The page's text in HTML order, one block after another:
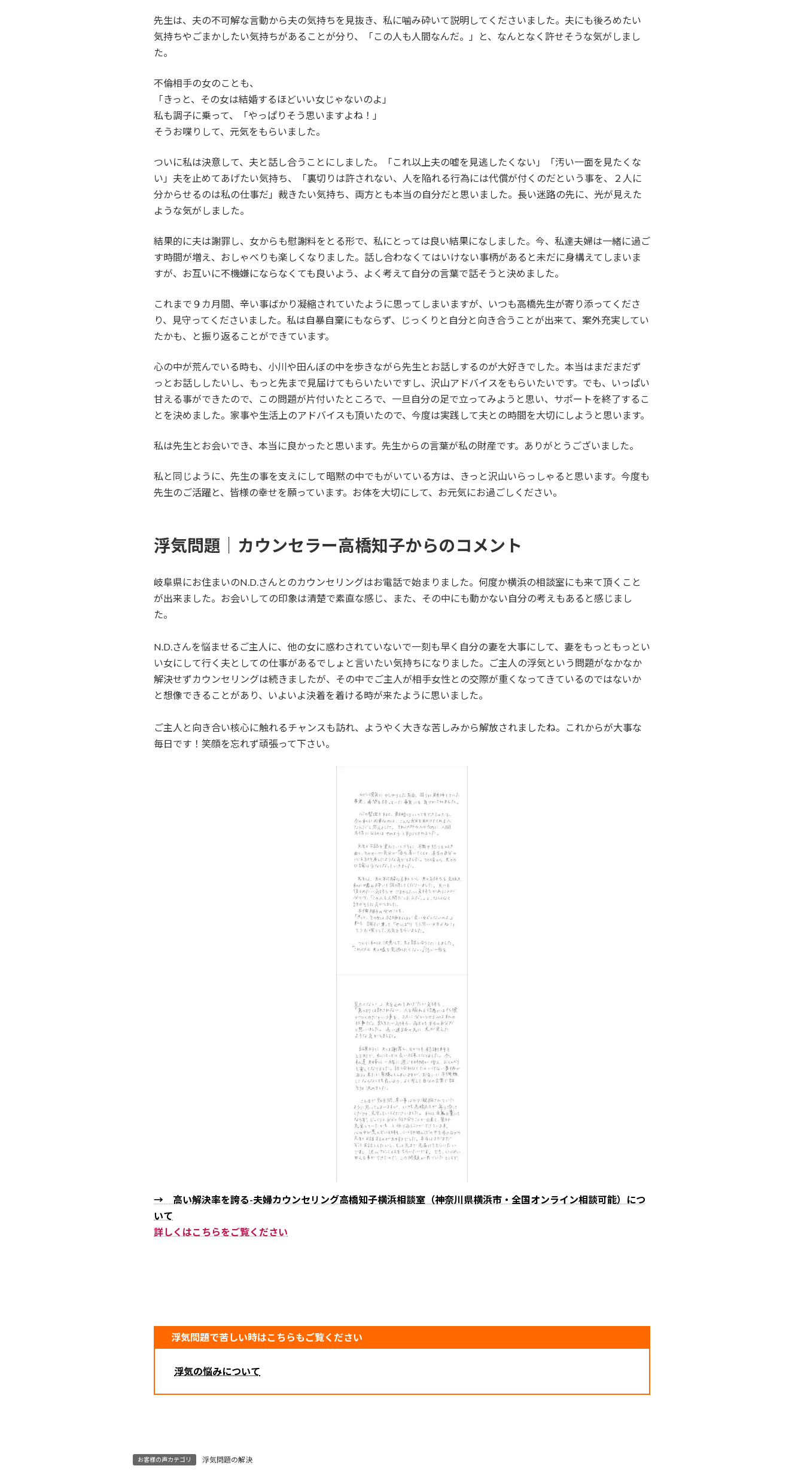
先生は、夫の不可解な言動から夫の気持ちを見抜き、私に噛み砕いて説明してくださいました。夫にも後ろめたい
気持ちやごまかしたい気持ちがあることが分り、「この人も人間なんだ。」と、なんとなく許せそうな気がしまし
た。
不倫相手の女のことも、
「きっと、その女は結婚するほどいい女じゃないのよ」
私も調子に乗って、「やっぱりそう思いますよね！」
そうお喋りして、元気をもらいました。
ついに私は決意して、夫と話し合うことにしました。「これ以上夫の嘘を見逃したくない」「汚い一面を見たくな
い」夫を止めてあげたい気持ち、「裏切りは許されない、人を陥れる行為には代償が付くのだという事を、２人に
分からせるのは私の仕事だ」裁きたい気持ち、両方とも本当の自分だと思いました。長い迷路の先に、光が見えた
ような気がしました。
結果的に夫は謝罪し、女からも慰謝料をとる形で、私にとっては良い結果になしました。今、私達夫婦は一緒に過ご
す時間が増え、おしゃべりも楽しくなりました。話し合わなくてはいけない事柄があると未だに身構えてしまいま
すが、お互いに不機嫌にならなくても良いよう、よく考えて自分の言葉で話そうと決めました。
これまで９カ月間、辛い事ばかり凝縮されていたように思ってしまいますが、いつも高橋先生が寄り添ってくださ
り、見守ってくださいました。私は自暴自棄にもならず、じっくりと自分と向き合うことが出来て、案外充実してい
たかも、と振り返ることができています。
心の中が荒んでいる時も、小川や田んぼの中を歩きながら先生とお話しするのが大好きでした。本当はまだまだず
っとお話ししたいし、もっと先まで見届けてもらいたいですし、沢山アドバイスをもらいたいです。でも、いっぱい
甘える事ができたので、この問題が片付いたところで、一旦自分の足で立ってみようと思い、サポートを終了するこ
とを決めました。家事や生活上のアドバイスも頂いたので、今度は実践して夫との時間を大切にしようと思います。
私は先生とお会いでき、本当に良かったと思います。先生からの言葉が私の財産です。ありがとうございました。
私と同じように、先生の事を支えにして暗黙の中でもがいている方は、きっと沢山いらっしゃると思います。今度も
先生のご活躍と、皆様の幸せを願っています。お体を大切にして、お元気にお過ごしください。
浮気問題｜カウンセラー高橋知子からのコメント
岐阜県にお住まいのN.D.さんとのカウンセリングはお電話で始まりました。何度か横浜の相談室にも来て頂くこと
が出来ました。お会いしての印象は清楚で素直な感じ、また、その中にも動かない自分の考えもあると感じまし
た。
N.D.さんを悩ませるご主人に、他の女に惑わされていないで一刻も早く自分の妻を大事にして、妻をもっともっとい
い女にして行く夫としての仕事があるでしょと言いたい気持ちになりました。ご主人の浮気という問題がなかなか
解決せずカウンセリングは続きましたが、その中でご主人が相手女性との交際が重くなってきているのではないか
と想像できることがあり、いよいよ決着を着ける時が来たように思いました。
ご主人と向き合い核心に触れるチャンスも訪れ、ようやく大きな苦しみから解放されましたね。これからが大事な
毎日です！笑顔を忘れず頑張って下さい。
→ 高い解決率を誇る-夫婦カウンセリング高橋知子横浜相談室（神奈川県横浜市・全国オンライン相談可能）につ
いて
詳しくはこちらをご覧ください
浮気問題で苦しい時はこちらもご覧ください
浮気の悩みについて
お客様の声カテゴリ 浮気問題の解決